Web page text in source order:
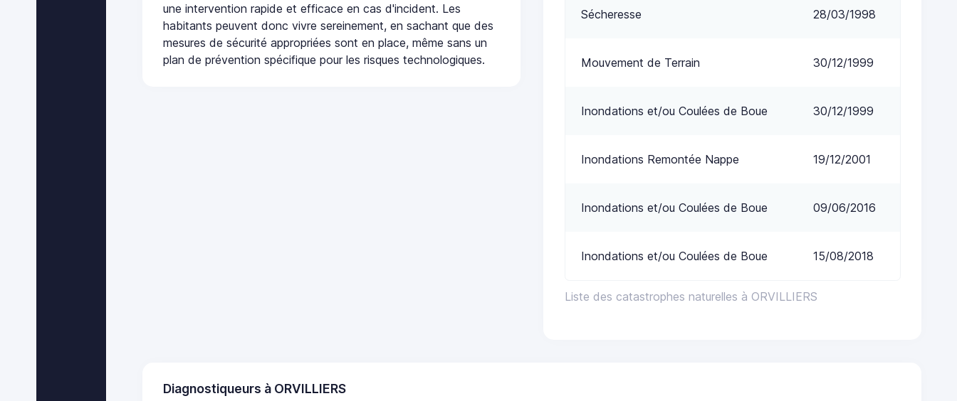
une intervention rapide et efficace en cas d'incident. Les
habitants peuvent donc vivre sereinement, en sachant que des
mesures de sécurité appropriées sont en place, même sans un
plan de prévention spécifique pour les risques technologiques.
Liste des catastrophes naturelles à ORVILLIERS
Sécheresse 28/03/1998
Mouvement de Terrain 30/12/1999
Inondations et/ou Coulées de Boue 30/12/1999
Inondations Remontée Nappe 19/12/2001
Inondations et/ou Coulées de Boue 09/06/2016
Inondations et/ou Coulées de Boue 15/08/2018
Diagnostiqueurs à ORVILLIERS